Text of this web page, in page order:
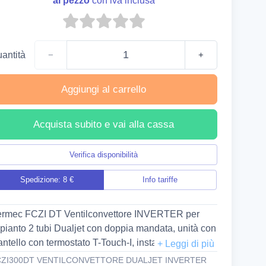
− +
Aggiungi al carrello
Acquista subito e vai alla cassa
Verifica disponibilità
Spedizione: 8 € Info tariffe
FCZI DT Ventilconvettore INVERTER per
2 tubi Dualjet con doppia mandata, unità con
con termostato T-Touch-I, installazione
(batteria principale standard) FCZI300DT
VENTILCONVETTORE DUALJET INVERTER